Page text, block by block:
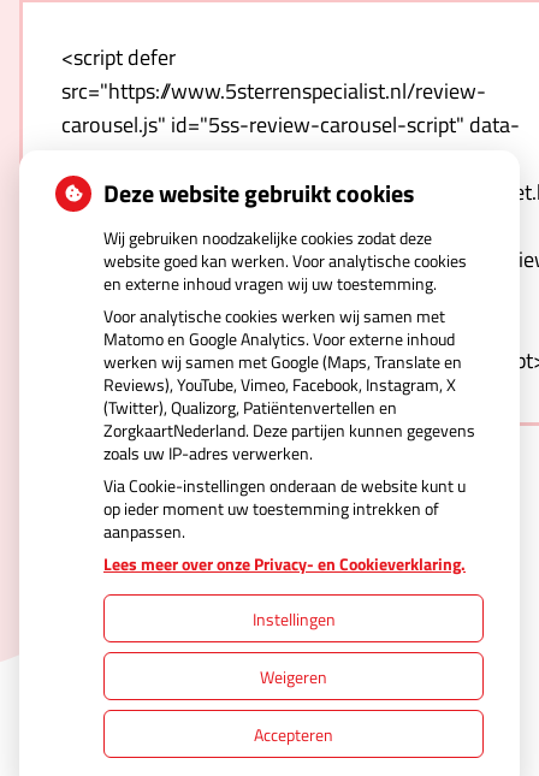
<script defer
src="https://www.5sterrenspecialist.nl/review-
carousel.js" id="5ss-review-carousel-script" data-
template="https://www.5sterrenspecialist.nl/
hash=qnwZULNO1T-
carousel&webshop-or-
regular=regular&orientation=portrait&logo-
color=blue&background=white&border=1"></
Uw Zorg Online|Beheer
|Cookie-instellingen
Voorwaarden
Deze website gebruikt cookies
Wij gebruiken noodzakelijke cookies zodat deze
website goed kan werken. Voor analytische cookies
en externe inhoud vragen wij uw toestemming.
Voor analytische cookies werken wij samen met
Matomo en Google Analytics. Voor externe inhoud
werken wij samen met Google (Maps, Translate en
Reviews), YouTube, Vimeo, Facebook, Instagram, X
(Twitter), Qualizorg, Patiëntenvertellen en
ZorgkaartNederland. Deze partijen kunnen gegevens
zoals uw IP-adres verwerken.
Via Cookie-instellingen onderaan de website kunt u
op ieder moment uw toestemming intrekken of
aanpassen.
Lees meer over onze Privacy- en Cookieverklaring.
Instellingen
Weigeren
Accepteren